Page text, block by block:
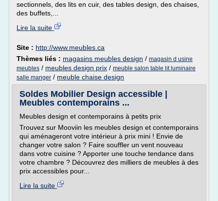
sectionnels, des lits en cuir, des tables design, des chaises,
des buffets,...
Lire la suite
Site : http://www.meubles.ca
Thèmes liés : magasins meubles design / magasin d usine
meubles / meubles design prix / meuble salon table lit luminaire
salle manger / meuble chaise design
Soldes Mobilier Design accessible |
Meubles contemporains ...
Meubles design et contemporains à petits prix
Trouvez sur Mooviin les meubles design et contemporains
qui aménageront votre intérieur à prix mini ! Envie de
changer votre salon ? Faire souffler un vent nouveau
dans votre cuisine ? Apporter une touche tendance dans
votre chambre ? Découvrez des milliers de meubles à des
prix accessibles pour...
Lire la suite